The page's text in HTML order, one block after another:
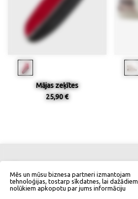
Mājas zeķītes
25,90 €
Kontakti
Mēs un mūsu biznesa partneri izmantojam
tehnoloģijas, tostarp sīkdatnes, lai dažādiem
nolūkiem apkopotu par jums informāciju